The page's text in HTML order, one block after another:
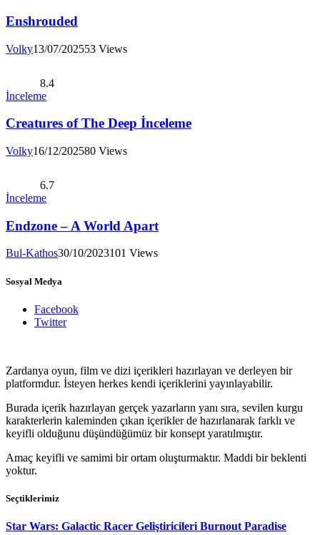
Enshrouded
Volky13/07/202553 Views
8.4
İnceleme
Creatures of The Deep İnceleme
Volky16/12/202580 Views
6.7
İnceleme
Endzone – A World Apart
Bul-Kathos30/10/2023101 Views
Sosyal Medya
Facebook
Twitter
Zardanya oyun, film ve dizi içerikleri hazırlayan ve derleyen bir
platformdur. İsteyen herkes kendi içeriklerini yayınlayabilir.
Burada içerik hazırlayan gerçek yazarların yanı sıra, sevilen kurgu
karakterlerin kaleminden çıkan içerikler de hazırlanarak farklı ve
keyifli olduğunu düşündüğümüz bir konsept yaratılmıştır.
Amaç keyifli ve samimi bir ortam oluşturmaktır. Maddi bir beklenti
yoktur.
Seçtiklerimiz
Star Wars: Galactic Racer Geliştiricileri Burnout Paradise